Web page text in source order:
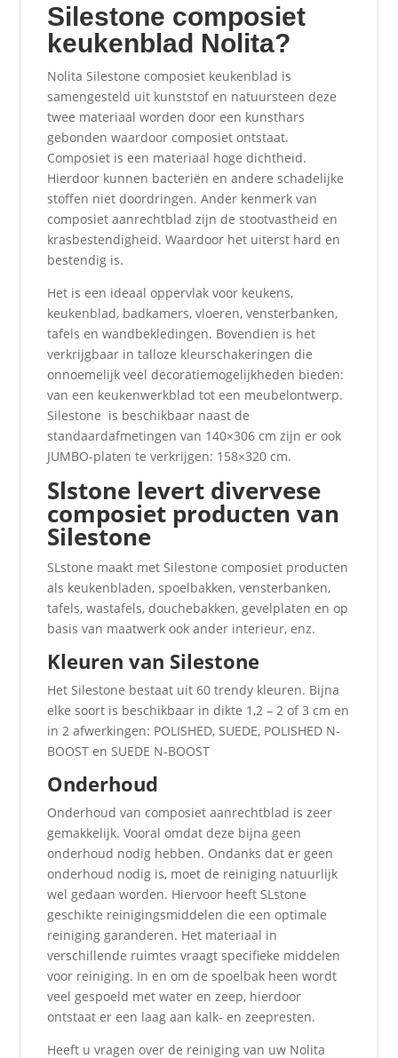
Silestone composiet
keukenblad Nolita?
Nolita Silestone composiet keukenblad is
samengesteld uit kunststof en natuursteen deze
twee materiaal worden door een kunsthars
gebonden waardoor composiet ontstaat.
Composiet is een materiaal hoge dichtheid.
Hierdoor kunnen bacteriën en andere schadelijke
stoffen niet doordringen. Ander kenmerk van
composiet aanrechtblad zijn de stootvastheid en
krasbestendigheid. Waardoor het uiterst hard en
bestendig is.
Het is een ideaal oppervlak voor keukens,
keukenblad, badkamers, vloeren, vensterbanken,
tafels en wandbekledingen. Bovendien is het
verkrijgbaar in talloze kleurschakeringen die
onnoemelijk veel decoratiemogelijkheden bieden:
van een keukenwerkblad tot een meubelontwerp.
Silestone is beschikbaar naast de
standaardafmetingen van 140×306 cm zijn er ook
JUMBO-platen te verkrijgen: 158×320 cm.
Slstone levert divervese
composiet producten van
Silestone
SLstone maakt met Silestone composiet producten
als keukenbladen, spoelbakken, vensterbanken,
tafels, wastafels, douchebakken, gevelplaten en op
basis van maatwerk ook ander interieur, enz.
Kleuren van Silestone
Het Silestone bestaat uit 60 trendy kleuren. Bijna
elke soort is beschikbaar in dikte 1,2 – 2 of 3 cm en
in 2 afwerkingen: POLISHED, SUEDE, POLISHED N-
BOOST en SUEDE N-BOOST
Onderhoud
Onderhoud van composiet aanrechtblad is zeer
gemakkelijk. Vooral omdat deze bijna geen
onderhoud nodig hebben. Ondanks dat er geen
onderhoud nodig is, moet de reiniging natuurlijk
wel gedaan worden. Hiervoor heeft SLstone
geschikte reinigingsmiddelen die een optimale
reiniging garanderen. Het materiaal in
verschillende ruimtes vraagt specifieke middelen
voor reiniging. In en om de spoelbak heen wordt
veel gespoeld met water en zeep, hierdoor
ontstaat er een laag aan kalk- en zeepresten.
Heeft u vragen over de reiniging van uw Nolita